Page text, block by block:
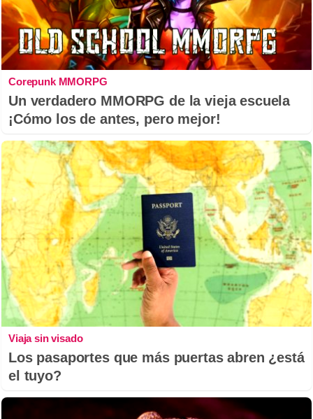
Corepunk MMORPG
Un verdadero MMORPG de la vieja escuela
¡Cómo los de antes, pero mejor!
Viaja sin visado
Los pasaportes que más puertas abren ¿está
el tuyo?